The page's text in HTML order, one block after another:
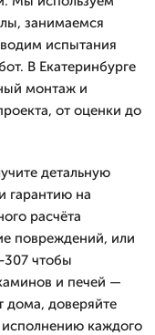
занимаемся
испытания
В Екатеринбурге
монтаж и
от оценки до
детальную
гарантию на
расчёта
повреждений, или
307 чтобы
и печей —
дома, доверяйте
каждого